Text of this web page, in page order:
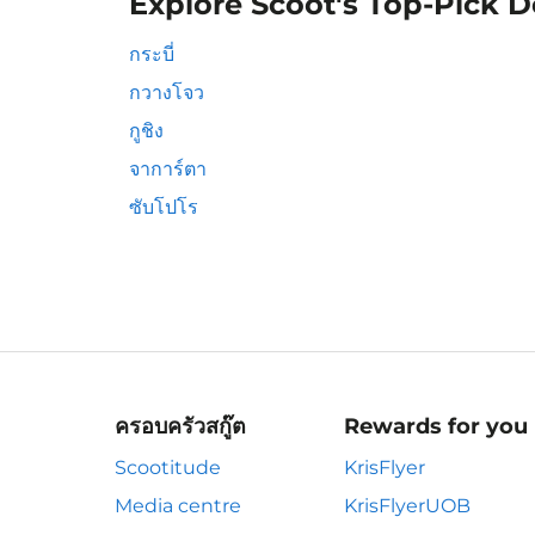
กระบี่
กวางโจว
กูชิง
จาการ์ตา
ซับโปโร
ครอบครัวสกู๊ต
Scootitude
Media centre
Rewards for you
KrisFlyer
KrisFlyerUOB